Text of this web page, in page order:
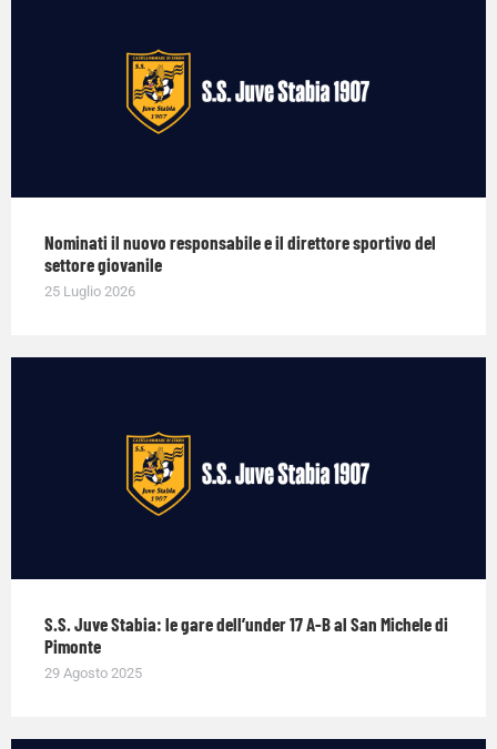
Nominati il nuovo responsabile e il direttore sportivo del
settore giovanile
25 Luglio 2026
S.S. Juve Stabia: le gare dell’under 17 A-B al San Michele di
Pimonte
29 Agosto 2025